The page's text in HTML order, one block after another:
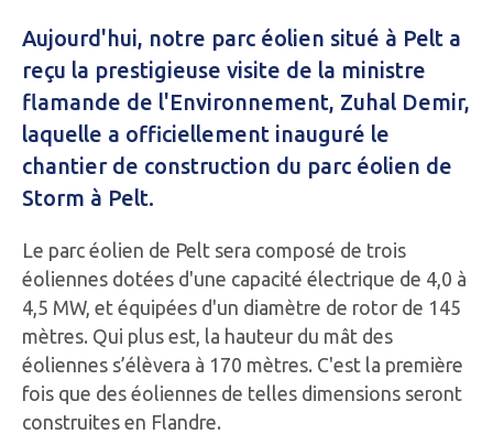
Aujourd'hui, notre parc éolien situé à Pelt a
reçu la prestigieuse visite de la ministre
flamande de l'Environnement, Zuhal Demir,
laquelle a officiellement inauguré le
chantier de construction du parc éolien de
Storm à Pelt.
Le parc éolien de Pelt sera composé de trois
éoliennes dotées d'une capacité électrique de 4,0 à
4,5 MW, et équipées d'un diamètre de rotor de 145
mètres. Qui plus est, la hauteur du mât des
éoliennes s’élèvera à 170 mètres. C'est la première
fois que des éoliennes de telles dimensions seront
construites en Flandre.